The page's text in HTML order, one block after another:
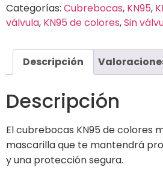
Categorías: Cubrebocas, KN95,
válvula, KN95 de colores,Sin
Descripción
Descripción
El cubrebocas KN95 de colores
mascarilla que te mantendrá
y una protección segura.